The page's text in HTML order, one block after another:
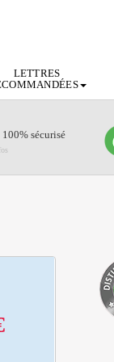
LETTRES
100% sécurisé